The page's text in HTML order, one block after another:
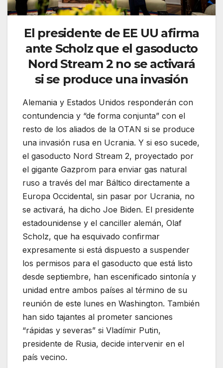
El presidente de EE UU afirma
ante Scholz que el gasoducto
Nord Stream 2 no se activará
si se produce una invasión
Alemania y Estados Unidos responderán con
contundencia y “de forma conjunta” con el
resto de los aliados de la OTAN si se produce
una invasión rusa en Ucrania. Y si eso sucede,
el gasoducto Nord Stream 2, proyectado por
el gigante Gazprom para enviar gas natural
ruso a través del mar Báltico directamente a
Europa Occidental, sin pasar por Ucrania, no
se activará, ha dicho Joe Biden. El presidente
estadounidense y el canciller alemán, Olaf
Scholz, que ha esquivado confirmar
expresamente si está dispuesto a suspender
los permisos para el gasoducto que está listo
desde septiembre, han escenificado sintonía y
unidad entre ambos países al término de su
reunión de este lunes en Washington. También
han sido tajantes al prometer sanciones
“rápidas y severas” si Vladímir Putin,
presidente de Rusia, decide intervenir en el
país vecino.